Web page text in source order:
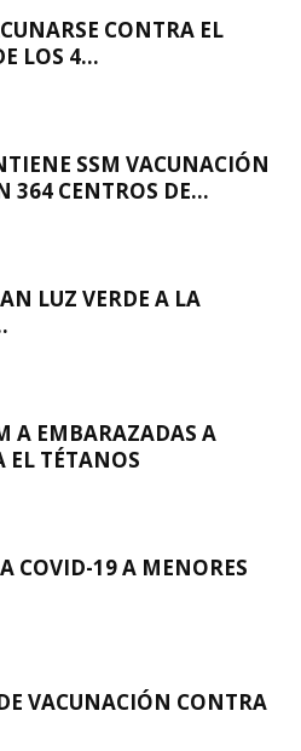
CONTRA EL
LOS 4...
SSM VACUNACIÓN
364 CENTROS DE...
LUZ VERDE A LA
A EMBARAZADAS A
EL TÉTANOS
COVID-19 A MENORES
VACUNACIÓN CONTRA